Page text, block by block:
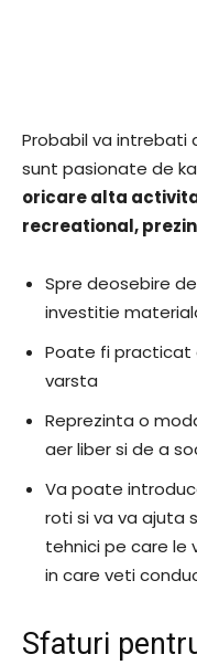
Probabil va
sunt pasionate de
oricare alta
recreational,
Spre deosebire
investitie
Poate fi practicat
varsta
Reprezinta o
aer liber si de a
Va poate
roti si va va ajuta
tehnici pe care le
in care veti
Sfaturi